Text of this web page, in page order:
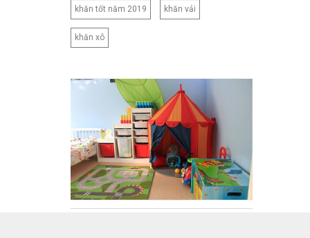
khăn tốt năm 2019 khăn vải
khăn xô